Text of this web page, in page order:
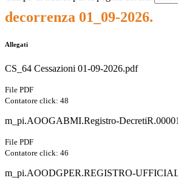
decorrenza 01_09-2026.
Allegati
CS_64 Cessazioni 01-09-2026.pdf
File PDF
Contatore click: 48
m_pi.AOOGABMI.Registro-
File PDF
Contatore click: 46
m_pi.AOODGPER.REGISTRO-